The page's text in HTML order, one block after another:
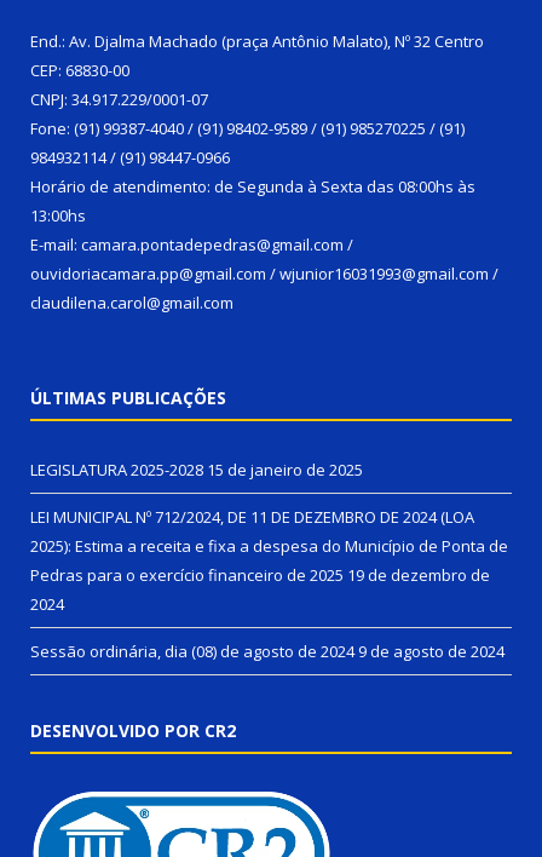
End.: Av. Djalma Machado (praça Antônio Malato), Nº 32 Centro
CEP: 68830-00
CNPJ: 34.917.229/0001-07
Fone: (91) 99387-4040 / (91) 98402-9589 / (91) 985270225 / (91)
984932114 / (91) 98447-0966
Horário de atendimento: de Segunda à Sexta das 08:00hs às
13:00hs
E-mail: camara.pontadepedras@gmail.com /
ouvidoriacamara.pp@gmail.com / wjunior16031993@gmail.com /
claudilena.carol@gmail.com
ÚLTIMAS PUBLICAÇÕES
LEGISLATURA 2025-2028 15 de janeiro de 2025
LEI MUNICIPAL Nº 712/2024, DE 11 DE DEZEMBRO DE 2024 (LOA
2025): Estima a receita e fixa a despesa do Município de Ponta de
Pedras para o exercício financeiro de 2025 19 de dezembro de
2024
Sessão ordinária, dia (08) de agosto de 20249 de agosto de 2024
DESENVOLVIDO POR CR2